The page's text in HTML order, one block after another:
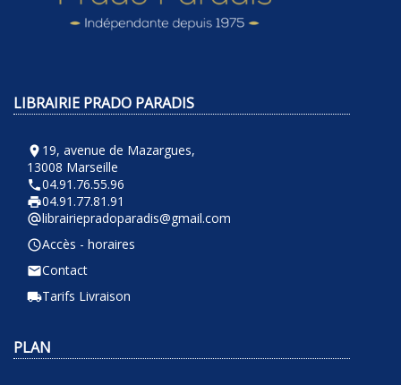
LIBRAIRIE PRADO PARADIS
room 19, avenue de Mazargues,
13008 Marseille
phone04.91.76.55.96
local_printshop04.91.77.81.91
alternate_emaillibrairiepradoparadis@gmail.com
query_builderAccès - horaires
emailContact
local_shippingTarifs Livraison
PLAN